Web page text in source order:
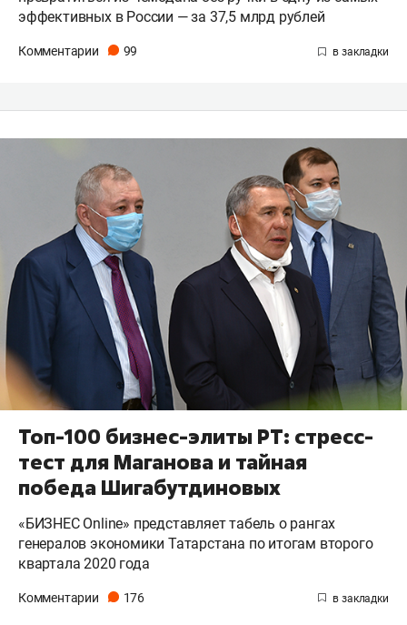
эффективных в России — за 37,5 млрд рублей
Комментарии 99
Топ-100 бизнес-элиты РТ: стресс-
тест для Маганова и тайная
победа Шигабутдиновых
«БИЗНЕС Online» представляет табель о рангах
генералов экономики Татарстана по итогам второго
квартала 2020 года
Комментарии 176